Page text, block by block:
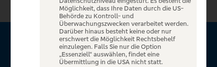
Über VR Entertain
Möglichkeit, dass Ihre Daten durch die US-
Behörde zu Kontroll- und
Überwachungszwecken verarbeitet werden.
Darüber hinaus besteht keine oder nur
erschwert die Möglichkeit Rechtsbehelf
einzulegen. Falls Sie nur die Option
„Essenziell“ auswählen, findet eine
Übermittlung in die USA nicht statt.